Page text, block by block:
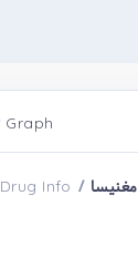
Graph
Drug Info مغنیسا